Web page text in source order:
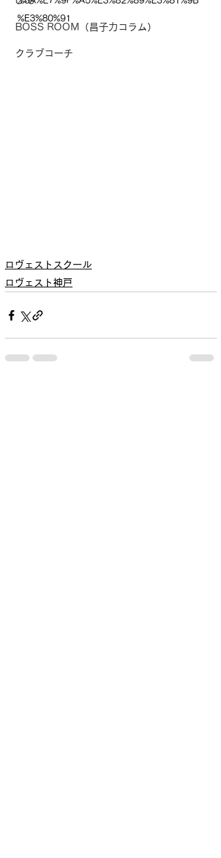
BOSS ROOM（昌子力コラム）
クラブコーチ
%E3%80%91
ロヴェストスクール
ロヴェスト神戸